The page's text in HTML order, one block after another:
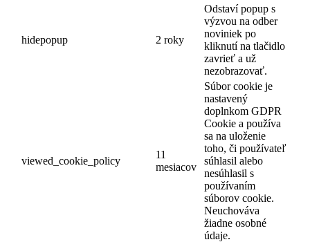
hidepopup 2 roky
Odstaví popup s
výzvou na odber
noviniek po
kliknutí na tlačidlo
zavrieť a už
nezobrazovať.
viewed_cookie_policy
11
mesiacov
Súbor cookie je
nastavený
doplnkom GDPR
Cookie a používa
sa na uloženie
toho, či používateľ
súhlasil alebo
nesúhlasil s
používaním
súborov cookie.
Neuchováva
žiadne osobné
údaje.